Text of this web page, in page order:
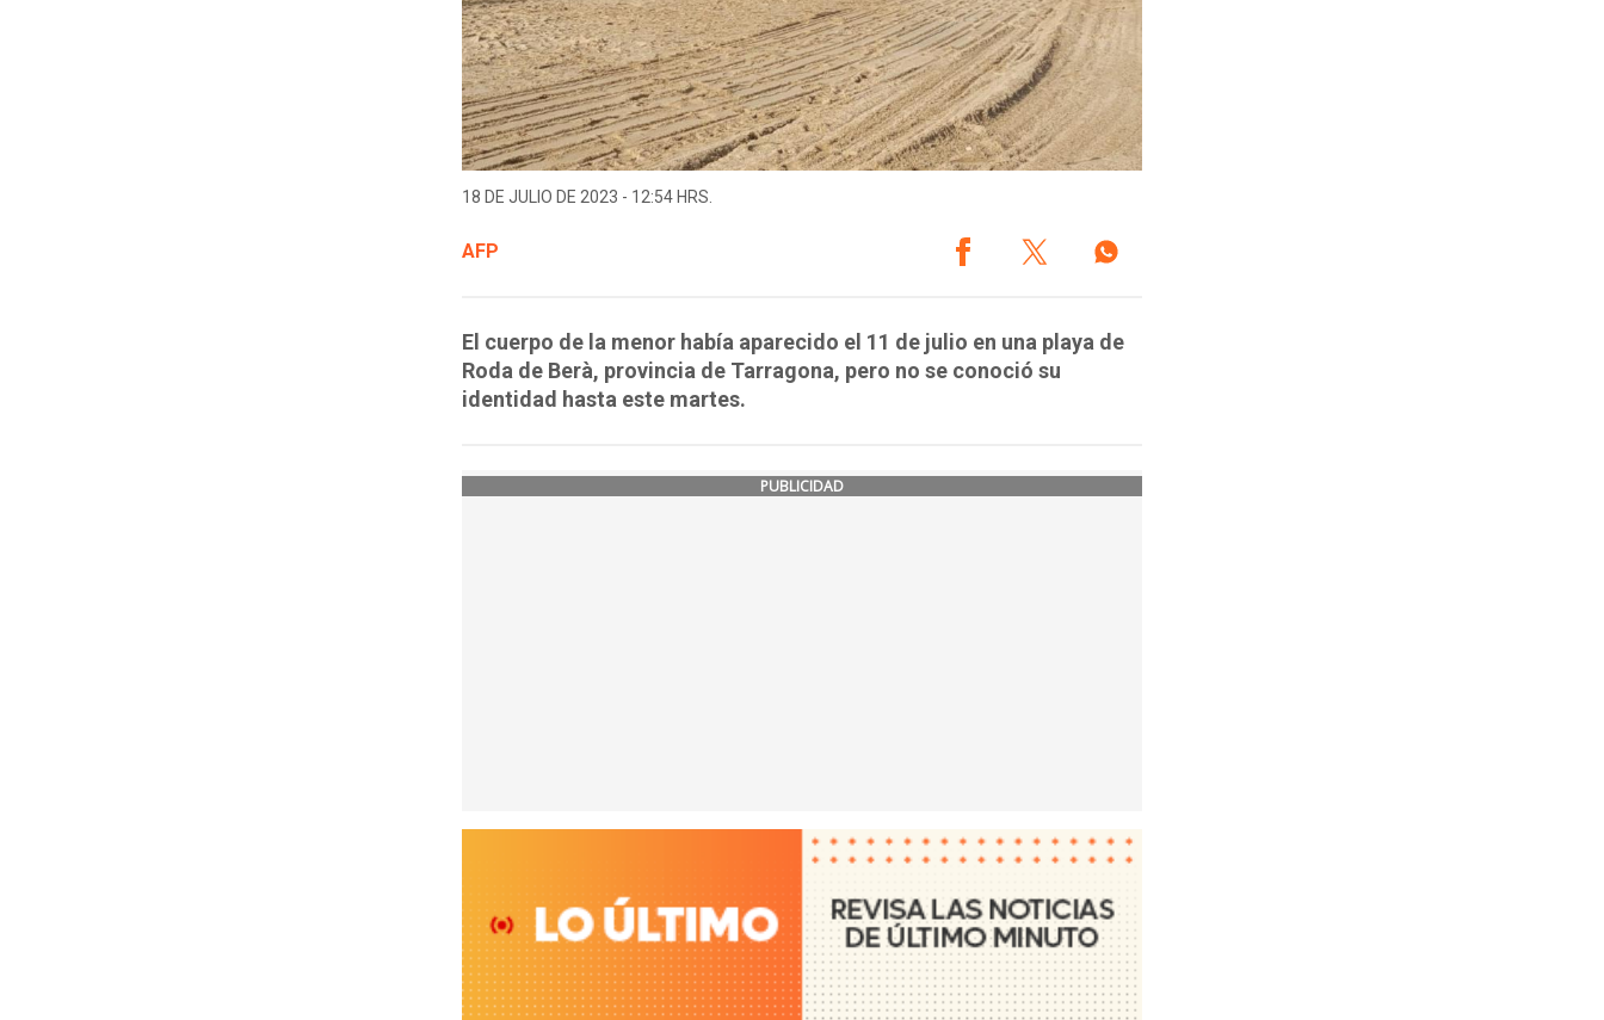
18 DE JULIO DE 2023 - 12:54 HRS.
AFP
El cuerpo de la menor había aparecido el 11 de julio en una playa de
Roda de Berà, provincia de Tarragona, pero no se conoció su
identidad hasta este martes.
PUBLICIDAD